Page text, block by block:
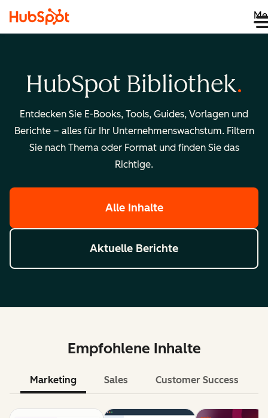
HubSpot Bibliothek
Entdecken Sie E-Books, Tools, Guides, Vorlagen und
Berichte – alles für Ihr Unternehmenswachstum. Filtern
Sie nach Thema oder Format und finden Sie das
Richtige.
Alle Inhalte
Aktuelle Berichte
Empfohlene Inhalte
Marketing Sales Customer Success